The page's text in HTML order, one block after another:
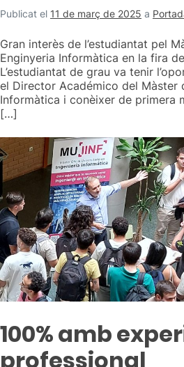
Publicat el 11 de març de 2025 a
Gran interès de l’estudiantat pel
Enginyeria Informàtica en la fira
L’estudiantat de grau va tenir
el Director Académico del Màster
Informàtica i conèixer de primera
[…]
100% amb
professional